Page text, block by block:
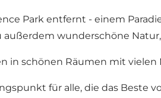
Park entfernt - einem
wunderschöne
in schönen Räumen mit
für alle, die das Beste